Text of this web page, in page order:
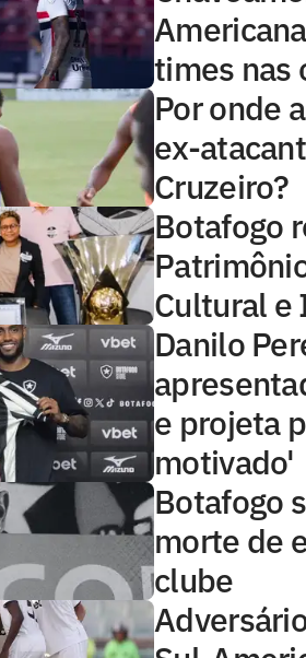
times nas
Por onde
ex-
Cruzeiro?
Botafogo
Cultural e
Danilo
e projeta
motivado'
Botafogo
morte de
clube